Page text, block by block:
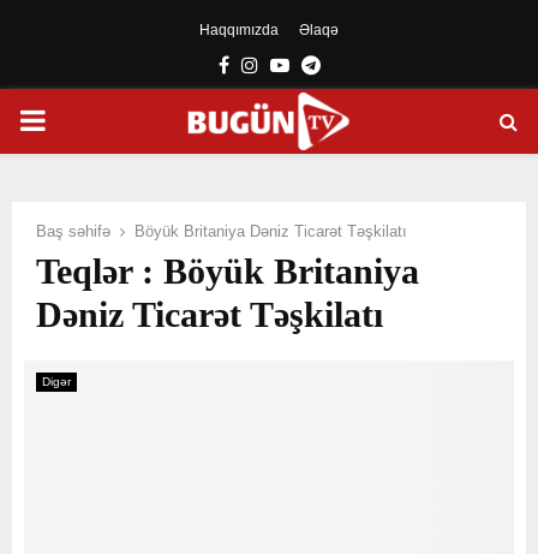
Haqqımızda Əlaqə
Facebook
Instagram
YoutubeTelegram
PRIMARY
Baş səhifə Böyük Britaniya Dəniz Ticarət Təşkilatı
Teqlər : Böyük Britaniya
Dəniz Ticarət Təşkilatı
Digər